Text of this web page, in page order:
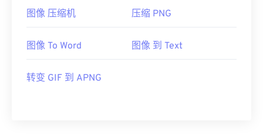
图像 压缩机 压缩 PNG
图像 To Word 图像 到 Text
转变 GIF 到 APNG